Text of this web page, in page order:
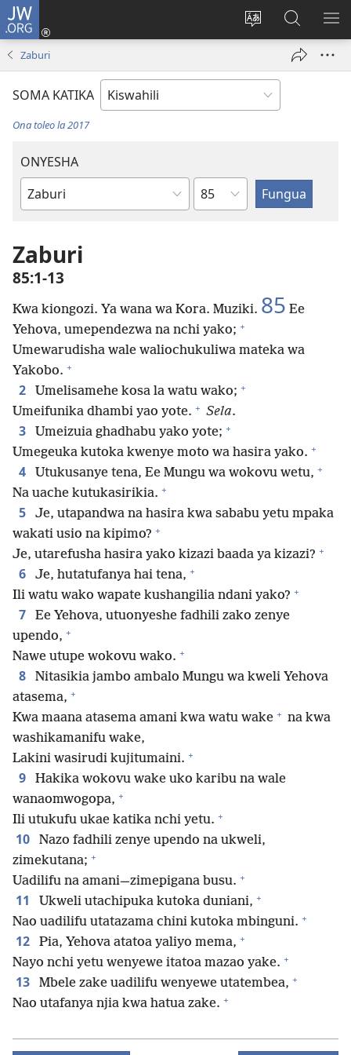
JW.ORG
Badili
tovuti
Ingia
(opens
Tafuta
Katika
JW.ORG
Zaburi
SOMA KATIKA
Ona toleo la 2017
ONYESHA
Kitabu
Biblia
Sura
Zaburi
85:1-13
Kwa kiongozi. Ya wana wa Kora. Muziki. 85 Ee
Yehova, umependezwa na nchi yako; +
Umewarudisha wale waliochukuliwa mateka wa
Yakobo. +
2 Umelisamehe kosa la watu wako; +
Umeifunika dhambi yao yote. + Sela.
3 Umeizuia ghadhabu yako yote; +
Umegeuka kutoka kwenye moto wa hasira yako. +
4 Utukusanye tena, Ee Mungu wa wokovu wetu, +
Na uache kutukasirikia. +
5
Je, utapandwa na hasira kwa sababu yetu mpaka
wakati usio na kipimo? +
Je, utarefusha hasira yako kizazi baada ya kizazi? +
6 Je, hutatufanya hai tena, +
Ili watu wako wapate kushangilia ndani yako? +
7
Ee Yehova, utuonyeshe fadhili zako zenye
upendo, +
Nawe utupe wokovu wako. +
8
Nitasikia jambo ambalo Mungu wa kweli Yehova
atasema, +
Kwa maana atasema amani kwa watu wake + na kwa
washikamanifu wake,
Lakini wasirudi kujitumaini. +
9
Hakika wokovu wake uko karibu na wale
wanaomwogopa, +
Ili utukufu ukae katika nchi yetu. +
10
Nazo fadhili zenye upendo na ukweli,
zimekutana; +
Uadilifu na amani—zimepigana busu. +
11 Ukweli utachipuka kutoka duniani, +
Nao uadilifu utatazama chini kutoka mbinguni. +
12 Pia, Yehova atatoa yaliyo mema, +
Nayo nchi yetu wenyewe itatoa mazao yake. +
13 Mbele zake uadilifu wenyewe utatembea, +
Nao utafanya njia kwa hatua zake. +